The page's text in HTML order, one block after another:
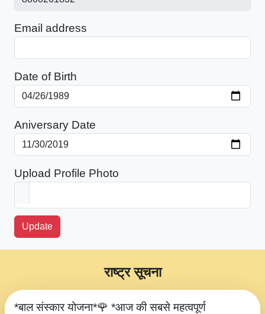
Email address
Date of Birth
Aniversary Date
Upload Profile Photo
Update
*बाल संस्कार योजना*🌹 *आज की सबसे महत्वपूर्ण
राष्ट्र सूचना